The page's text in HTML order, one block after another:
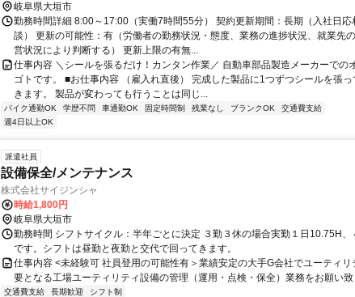
岐阜県大垣市
勤務時間詳細 8:00～17:00（実働7時間55分） 契約更新期間：長期（入社日応
談） 更新の可能性：有（労働者の勤務状況・態度、業務の進捗状況、就業先
営状況により判断する） 更新上限の有無...
仕事内容 ＼シールを張るだけ！カンタン作業／ 自動車部品製造メーカーでの
ゴトです。 ■お仕事内容 （雇入れ直後） 完成した製品に1つずつシールを張っ
きます。 製品が変わっても行うことは同じ...
バイク通勤OK 学歴不問 車通勤OK 固定時間制 残業なし ブランクOK
交通費支給
週4日以上OK
派遣社員
設備保全/メンテナンス
株式会社サイジンシャ
時給1,800円
岐阜県大垣市
勤務時間 シフトサイクル：半年ごとに決定 ３勤３休の場合実勤１日10.75H
です。シフトは昼勤と夜勤と交代で回ってきます。
仕事内容 <未経験可 社員登用の可能性有＞業績安定の大手G会社でユーティ
要となる工場ユーティリティ設備の管理（運用・点検・保全）業務をお願い
交通費支給 長期歓迎 シフト制